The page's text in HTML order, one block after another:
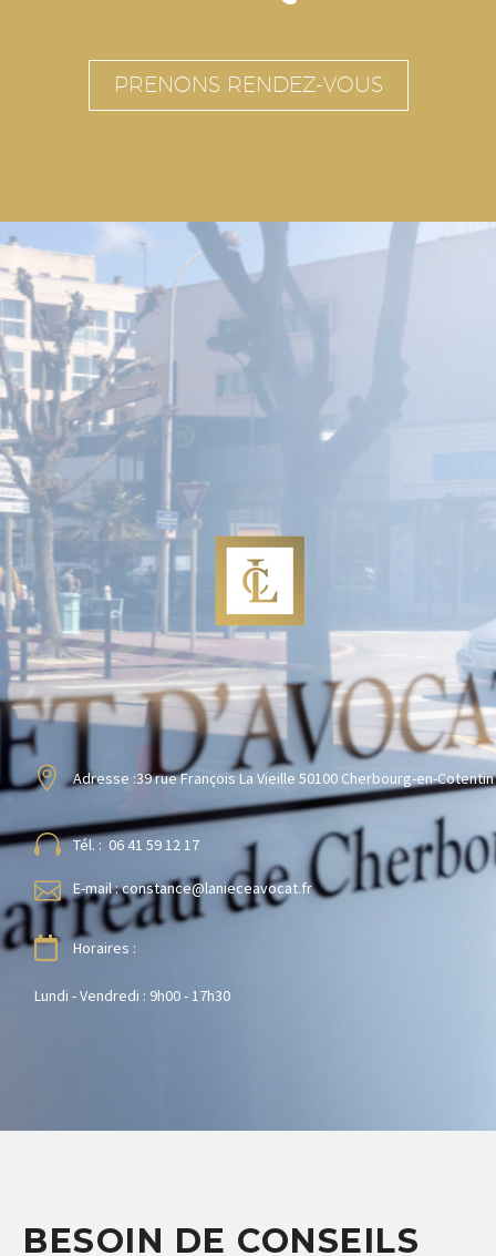
PRENONS RENDEZ-VOUS
Adresse :39 rue François La Vieille 50100 Cherbourg-en-Cotentin
Tél. : 06 41 59 12 17
E-mail : constance@lanieceavocat.fr
Horaires :
Lundi - Vendredi : 9h00 - 17h30
BESOIN DE CONSEILS